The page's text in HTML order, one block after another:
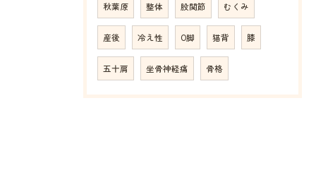
秋葉原 整体 股関節 むくみ
産後 冷え性 O脚 猫背 膝
五十肩 坐骨神経痛 骨格